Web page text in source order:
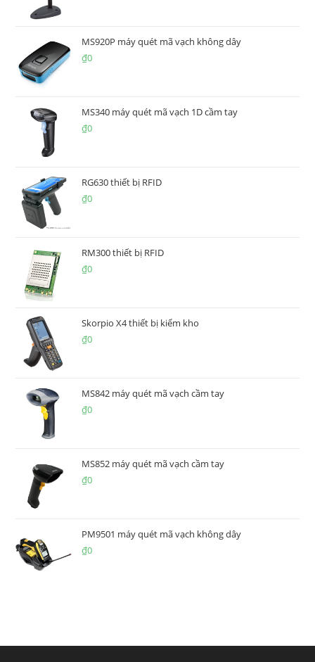
MS920P máy quét mã vạch không dây
₫0
MS340 máy quét mã vạch 1D cầm tay
₫0
RG630 thiết bị RFID
₫0
RM300 thiết bị RFID
₫0
Skorpio X4 thiết bị kiểm kho
₫0
MS842 máy quét mã vạch cầm tay
₫0
MS852 máy quét mã vạch cầm tay
₫0
PM9501 máy quét mã vạch không dây
₫0